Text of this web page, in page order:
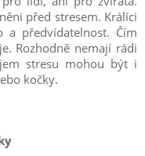
před stresem. Králíci
předvídatelnost. Čím
Rozhodně nemají rádi
stresu mohou být i
kočky.